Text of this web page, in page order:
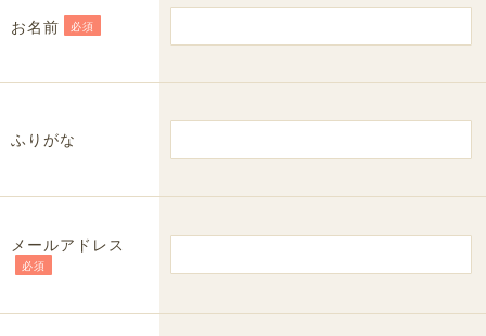
お名前 必須
ふりがな
メールアドレス
必須